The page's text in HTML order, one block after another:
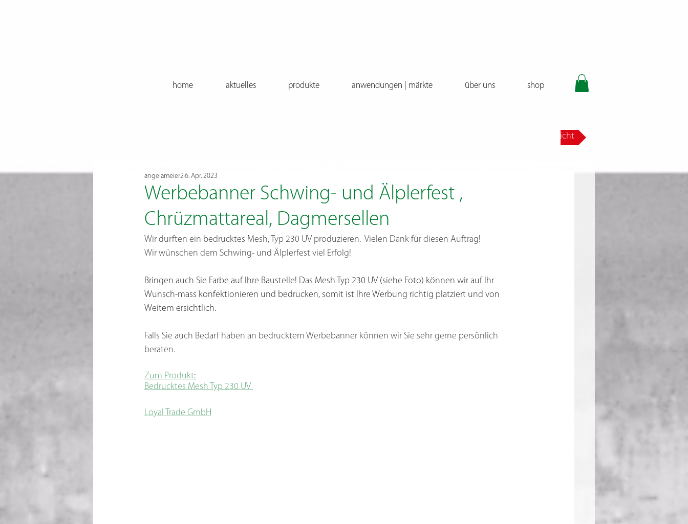
home aktuelles produkte anwendungen | märkte über uns shop
zurück zur Übersicht
Werbebanner Schwing- und Älplerfest ,
Chrüzmattareal, Dagmersellen
angelameier2 6. Apr. 2023
Wir durften ein bedrucktes Mesh, Typ 230 UV produzieren.  Vielen Dank für diesen Auftrag!
Wir wünschen dem Schwing- und Älplerfest viel Erfolg!
Bringen auch Sie Farbe auf Ihre Baustelle! Das Mesh Typ 230 UV (siehe Foto) können wir auf Ihr
Wunsch-mass konfektionieren und bedrucken, somit ist Ihre Werbung richtig platziert und von
Weitem ersichtlich.
Falls Sie auch Bedarf haben an bedrucktem Werbebanner können wir Sie sehr gerne persönlich
beraten.
Zum Produkt:
Bedrucktes Mesh Typ 230 UV
Loyal Trade GmbH